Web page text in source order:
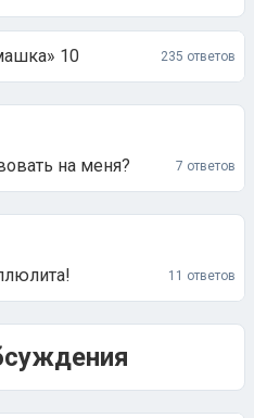
10 235 ответов
на меня? 7 ответов
11 ответов